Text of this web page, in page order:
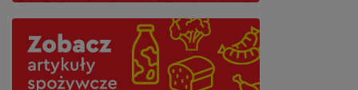
Szukaj
Najbliższy: